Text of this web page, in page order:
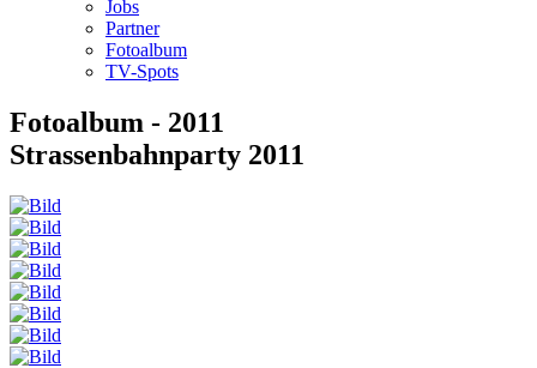
Jobs
Partner
Fotoalbum
TV-Spots
Fotoalbum - 2011
Strassenbahnparty 2011